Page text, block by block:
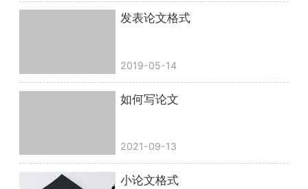
发表论文格式
2019-05-14
如何写论文
2021-09-13
小论文格式